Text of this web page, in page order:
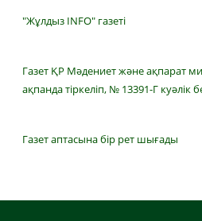
"Жұлдыз INFO" газеті
Газет ҚР Мәдениет және ақпарат
ақпанда тіркеліп, № 13391-Г куәлік
Газет аптасына бір рет шығады